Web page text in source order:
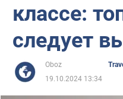
Жизнь
классе:
следует
Oboz
19.10.2024 13:34